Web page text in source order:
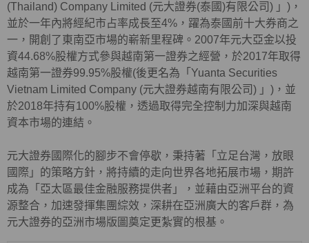
(Thailand) Company Limited (元大證券(泰國)有限公司) 」)，
並於一年內將經紀市占率成長至4%，躍為泰國前十大券商之
一，開創了東南亞市場的嶄新里程碑。2007年元大亞金以投
資44.68%股權方式參與越南第一證券之經營，於2017年取得
越南第一證券99.95%股權(後更名為「Yuanta Securities
Vietnam Limited Company (元大證券越南有限公司) 」)，並
於2018年持有100%股權，透過取得完全控制力加深與越南
資本市場的連結。
元大證券國際化的腳步不會停歇，秉持著「立足台灣，放眼
國際」的策略方針，將持續的走向世界各地拓展市場，期許
成為「亞太區最佳金融服務提供者」，並藉由亞洲平台的資
源整合，加速發揮集團綜效，深耕在亞洲廣大的客戶群，為
元大證券的亞洲市場版圖奠定更紮實的根基。